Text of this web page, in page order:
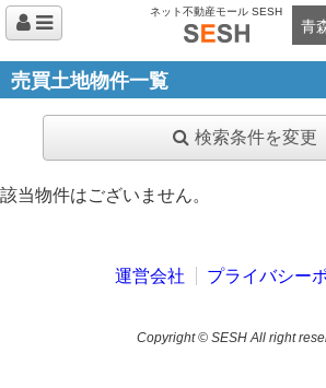
ネット不動産モール SESH
青
売買土地物件一覧
検索条件を変更
該当物件はございません。
運営会社 プライバシー
Copyright © SESH All right